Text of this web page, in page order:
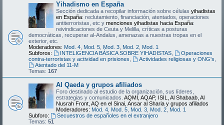
Yihadismo en España
Sección dedicada a recopilar información sobre células yihadistas
en España: reclutamiento, financiación, atentados, operaciones
antiterroristas, etc y menciones yihadistas hacia España:
reivindicaciones de Ceuta y Melilla, críticas a posturas
democráticas, recuperar al-Andalus, amenazas a nuestras tropas en el
exterior, etc.
Moderadores: Mod. 4 Mod. 5 Mod. 3 Mod. 2 Mod. 1
Subforos:
INTELIGENCIA BÁSICA SOBRE YIHADISTAS,
Operaciones
contra-terroristas y actividad en prisiones
Actividades religiosas y ONG's
Atentado del 11-M
Temas: 167
Al Qaeda y grupos afiliados
Foro destinado al estudio de la organización, sus líderes,
estrategias y comunicados. AQMI, AQAP, ISIL, Al Shabaab, Al
Nusrah Front, AQ en el Sinai, Ansar al Sharia y grupos afiliados
Moderadores: Mod. 4 Mod. 5 Mod. 3 Mod. 2 Mod. 1
Subforo:
Secuestros de españoles en el extranjero
Temas: 51